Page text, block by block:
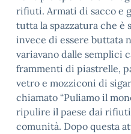
rifiuti. Armati di sacco e
tutta la spazzatura che è
invece di essere buttata
variavano dalle semplici
frammenti di piastrelle,
vetro e mozziconi di
chiamato “Puliamo il
ripulire il paese dai rifiuti
comunità. Dopo questa